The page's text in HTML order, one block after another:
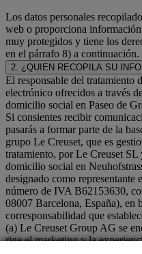
Los datos personales
web o proporciona
muy protegidos y tiene los
en el párrafo 8) a continuación.
2. ¿QUIEN RECOPILA SU
El responsable del tratamiento
electrónico ofrecidos a través
domicilio social en Paseo de
Si consientes recibir
pasarás a formar parte de la
grupo Le Creuset, que es
tratamiento, por Le Creuset
domicilio social en
designado como
número de IVA B62153630,
08007 Barcelona, España), en
corresponsabilidad que
(a) Le Creuset Group AG se
rige el marketing y la